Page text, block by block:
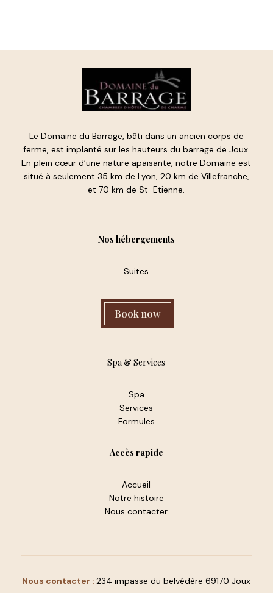
Le Domaine du Barrage, bâti dans un ancien corps de
ferme, est implanté sur les hauteurs du barrage de Joux.
En plein cœur d’une nature apaisante, notre Domaine est
situé à seulement 35 km de Lyon, 20 km de Villefranche,
et 70 km de St-Etienne.
Nos hébergements
Suites
Book now
Spa & Services
Spa
Services
Formules
Accès rapide
Accueil
Notre histoire
Nous contacter
Nous contacter :234 impasse du belvédère 69170 Joux